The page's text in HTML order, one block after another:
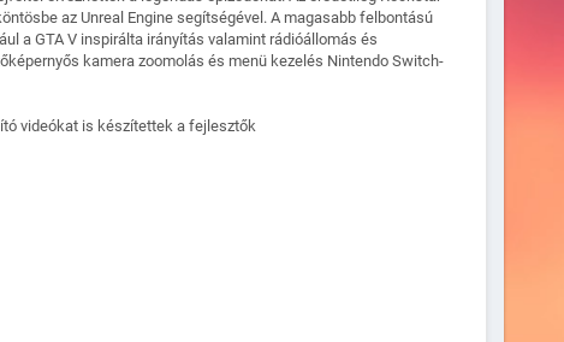
az Unreal Engine segítségével. A magasabb felbontású
a GTA V inspirálta irányítás valamint rádióállomás és
kamera zoomolás és menü kezelés Nintendo Switch-
videókat is készítettek a fejlesztők